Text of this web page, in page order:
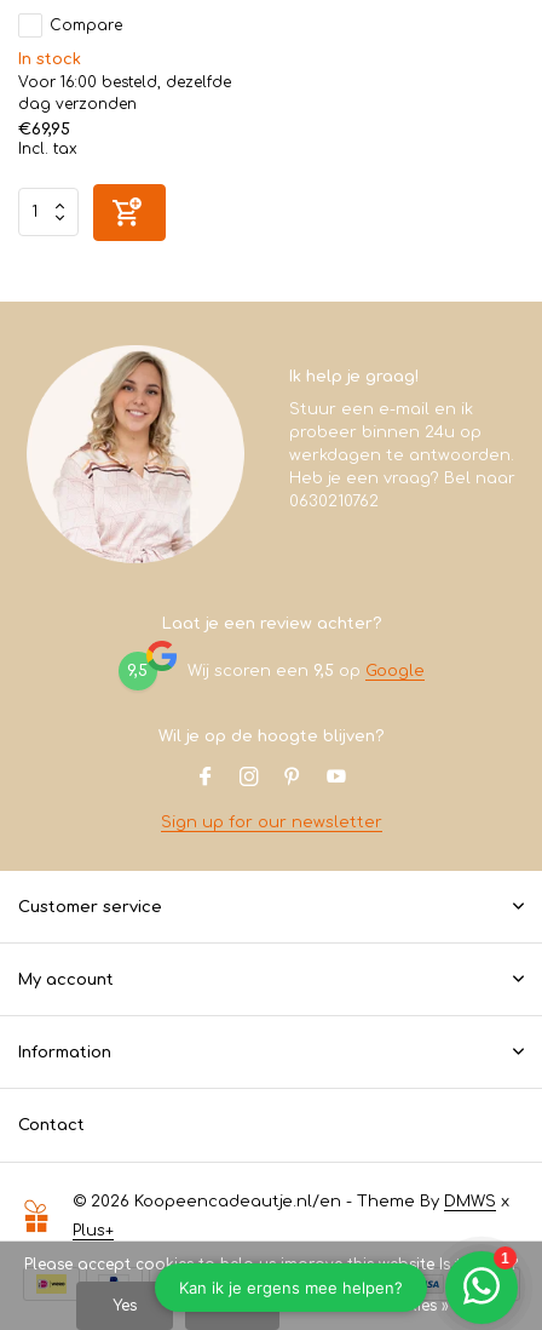
Compare
In stock
Voor 16:00 besteld, dezelfde
dag verzonden
€69,95
Incl. tax
Ik help je graag!
Stuur een e-mail en ik
probeer binnen 24u op
werkdagen te antwoorden.
Heb je een vraag? Bel naar
0630210762
Laat je een review achter?
9,5 Wij scoren een 9,5 op Google
Wil je op de hoogte blijven?
Sign up for our newsletter
Customer service
My account
Information
Contact
© 2026 Koopeencadeautje.nl/en - Theme By DMWS x
Plus+
Please accept cookies to help us improve this website Is this OK?
Yes More on cookies »